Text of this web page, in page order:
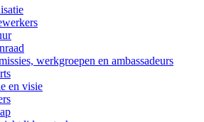
werkgroepen en ambassadeurs
en visie